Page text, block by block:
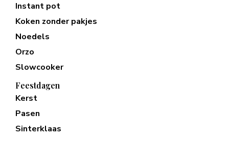
Instant pot
Koken zonder pakjes
Noedels
Orzo
Slowcooker
Feestdagen
Kerst
Pasen
Sinterklaas